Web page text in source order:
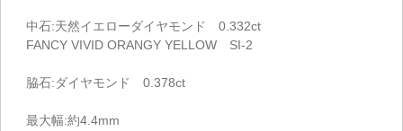
中石:天然イエローダイヤモンド 0.332ct
FANCY VIVID ORANGY YELLOW SI-2
脇石:ダイヤモンド 0.378ct
最大幅:約4.4mm